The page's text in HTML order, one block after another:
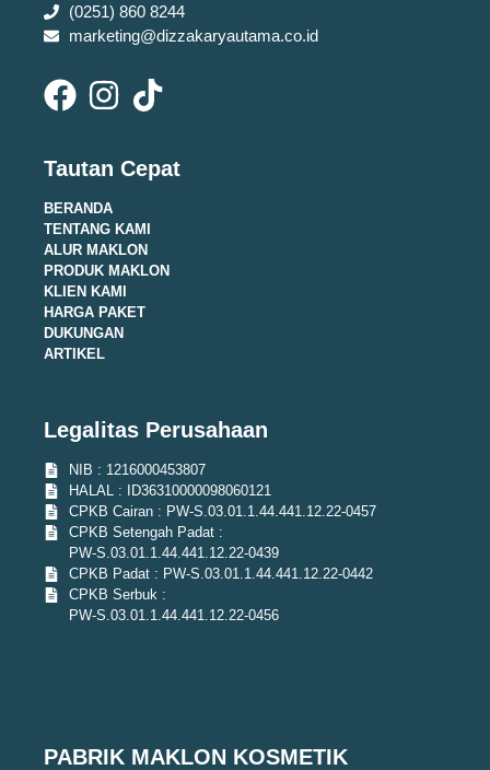
(0251) 860 8244
marketing@dizzakaryautama.co.id
Tautan Cepat
BERANDA
TENTANG KAMI
ALUR MAKLON
PRODUK MAKLON
KLIEN KAMI
HARGA PAKET
DUKUNGAN
ARTIKEL
Legalitas Perusahaan
NIB : 1216000453807
HALAL : ID36310000098060121
CPKB Cairan : PW-S.03.01.1.44.441.12.22-0457
CPKB Setengah Padat :
PW-S.03.01.1.44.441.12.22-0439
CPKB Padat : PW-S.03.01.1.44.441.12.22-0442
CPKB Serbuk :
PW-S.03.01.1.44.441.12.22-0456
PABRIK MAKLON KOSMETIK